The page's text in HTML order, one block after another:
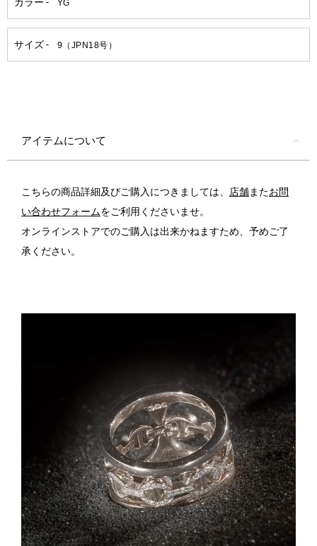
アイテムについて
こちらの商品詳細及びご購入につきましては、 店舗またお問
い合わせフォームをご利用くださいませ。
オンラインストアでのご購入は出来かねますため、予めご了
承ください。